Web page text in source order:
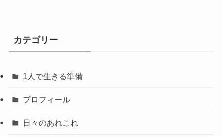
カテゴリー
1人で生きる準備
プロフィール
日々のあれこれ